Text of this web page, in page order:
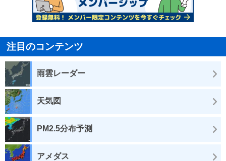
注目のコンテンツ
雨雲レーダー
天気図
PM2.5分布予測
アメダス